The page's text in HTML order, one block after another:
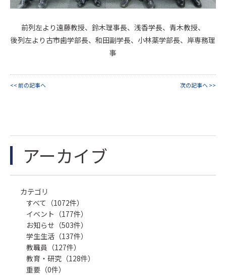
前列左より遠藤教授、鈴木理事長、浅香学長、青木教授、
後列左より古市歯学部長、和田副学長、小林薬学部長、岸専務理
事
<< 前の記事へ 次の記事へ >>
アーカイブ
カテゴリ
すべて（1072件）
イベント（177件）
お知らせ（503件）
学生生活（137件）
教職員（127件）
教育・研究（128件）
重要（0件）